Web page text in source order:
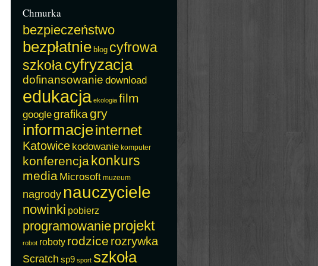
Chmurka
bezpieczeństwo
bezpłatnie blog cyfrowa
szkołacyfryzacja
dofinansowanie download
edukacja ekologia film
googlegrafikagry
informacjeinternet
Katowice kodowanie komputer
konferencjakonkurs
media Microsoft muzeum
nagrody nauczyciele
nowinki pobierz
programowanieprojekt
robot roboty rodzice rozrywka
Scratch sp9 sport szkoła